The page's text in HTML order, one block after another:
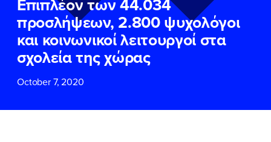
προσλήψεων, 2.800 ψυχολόγοι
και κοινωνικοί λειτουργοί στα
σχολεία της χώρας
October 7, 2020
ΕΠΙΘΕΤΟ*
ΤΗΛΕΦΩΝΟ*
EMAIL
ΕΠΙΘΕΤΟ*
ΤΗΛΕΦΩΝΟ
EMAIL